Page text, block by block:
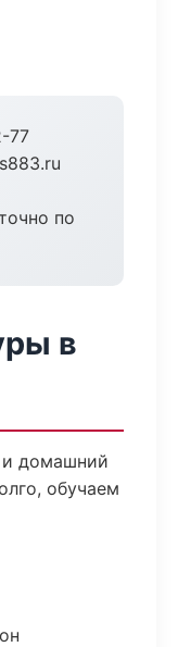
77
по
в
и домашний
обучаем